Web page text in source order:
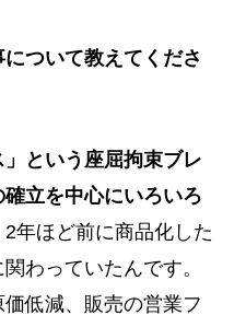
ついて教えてくださ
」という座屈拘束ブレ
立を中心にいろいろ
2年ほど前に商品化した
わっていたんです。
低減、販売の営業フ